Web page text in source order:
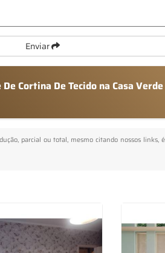
Enviar
Cortina De Tecido na Casa Verde
parcial ou total, mesmo citando nossos